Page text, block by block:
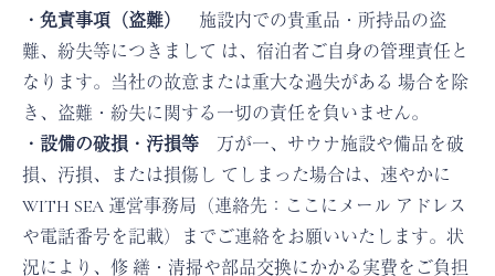
・免責事項（盗難）
施設内での貴重品・所持品の盗
難、紛失等につきまして は、宿泊者ご自身の管理責任と
なります。当社の故意または重大な過失がある 場合を除
き、盗難・紛失に関する一切の責任を負いません。
・設備の破損・汚損等 万が一、サウナ施設や備品を破
損、汚損、または損傷し てしまった場合は、速やかに
WITH SEA 運営事務局（連絡先：ここにメール アドレス
や電話番号を記載）までご連絡をお願いいたします。状
況により、修 繕・清掃や部品交換にかかる実費をご負担